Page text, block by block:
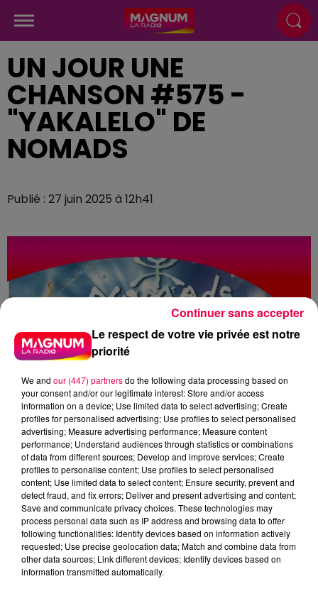
UN JOUR UNE
CHANSON #575 -
"YAKALELO" DE
NOMADS
Publié : 27 juin 2025 à 12h41
podcasts/2025/06/UJUC-18.mp3
Le respect de votre vie privée est notre
priorité
We and our (447) partnersdo the following data processing based on
your consent and/or our legitimate interest: Store and/or access
information on a device; Use limited data to select advertising; Create
profiles for personalised advertising; Use profiles to select personalised
advertising; Measure advertising performance; Measure content
performance; Understand audiences through statistics or combinations
of data from different sources; Develop and improve services; Create
profiles to personalise content; Use profiles to select personalised
content; Use limited data to select content; Ensure security, prevent and
detect fraud, and fix errors; Deliver and present advertising and content;
Save and communicate privacy choices. These technologies may
process personal data such as IP address and browsing data to offer
following functionalities: Identify devices based on information actively
requested; Use precise geolocation data; Match and combine data from
other data sources; Link different devices; Identify devices based on
information transmitted automatically.
Continuer sans accepter